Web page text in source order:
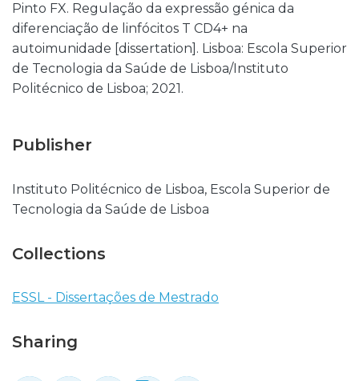
Pinto FX. Regulação da expressão génica da
diferenciação de linfócitos T CD4+ na
autoimunidade [dissertation]. Lisboa: Escola Superior
de Tecnologia da Saúde de Lisboa/Instituto
Politécnico de Lisboa; 2021.
Publisher
Instituto Politécnico de Lisboa, Escola Superior de
Tecnologia da Saúde de Lisboa
Collections
ESSL - Dissertações de Mestrado
Sharing